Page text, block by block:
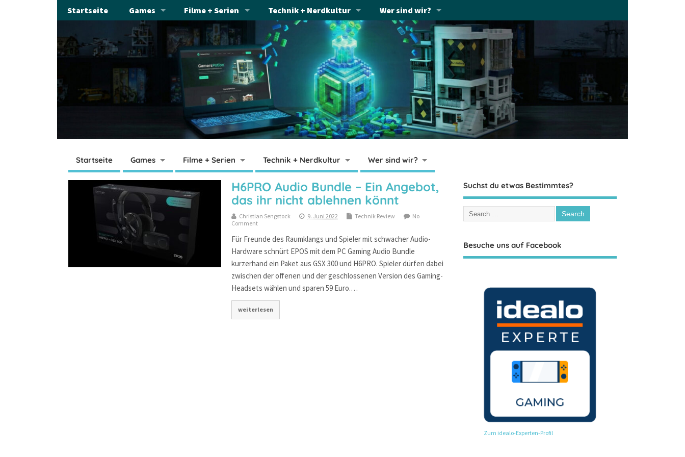
Startseite Games Filme + Serien Technik + Nerdkultur Wer sind wir?
Startseite Games Filme + Serien Technik + Nerdkultur Wer sind wir?
H6PRO Audio Bundle – Ein Angebot,
das ihr nicht ablehnen könnt
Christian Sengstock 9. Juni 2022 Technik Review
No
Comment
Für Freunde des Raumklangs und Spieler mit schwacher Audio-
Hardware schnürt EPOS mit dem PC Gaming Audio Bundle
kurzerhand ein Paket aus GSX 300 und H6PRO. Spieler dürfen dabei
zwischen der offenen und der geschlossenen Version des Gaming-
Headsets wählen und sparen 59 Euro.…
weiterlesen
Suchst du etwas Bestimmtes?
Besuche uns auf Facebook
Zum idealo-Experten-Profil